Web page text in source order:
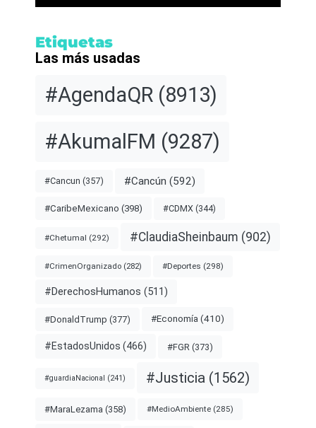
Etiquetas
Las más usadas
#AgendaQR (8913)
#AkumalFM (9287)
#Cancun (357) #Cancún (592)
#CaribeMexicano (398) #CDMX (344)
#Chetumal (292) #ClaudiaSheinbaum (902)
#CrimenOrganizado (282) #Deportes (298)
#DerechosHumanos (511)
#DonaldTrump (377) #Economía (410)
#EstadosUnidos (466) #FGR (373)
#guardiaNacional (241) #Justicia (1562)
#MaraLezama (358) #MedioAmbiente (285)